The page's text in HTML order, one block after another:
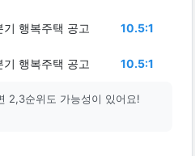
행복주택 공고 10.5:1
행복주택 공고 10.5:1
2,3순위도 가능성이 있어요!